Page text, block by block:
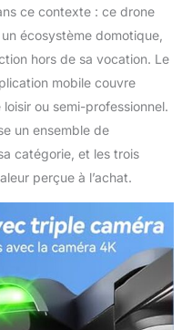
ce contexte : ce drone
écosystème domotique,
hors de sa vocation. Le
mobile couvre
ou semi-professionnel.
un ensemble de
catégorie, et les trois
perçue à l’achat.